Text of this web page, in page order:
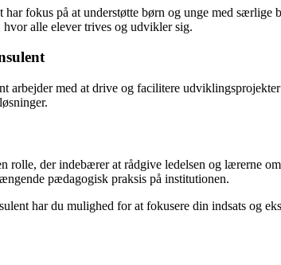
fokus på at understøtte børn og unge med
alle elever trives og udvikler sig.
arbejder med at drive og facilitere
rolle, der indebærer at rådgive ledelsen og lærerne
pædagogisk praksis på institutionen.
har du mulighed for at fokusere din indsats og